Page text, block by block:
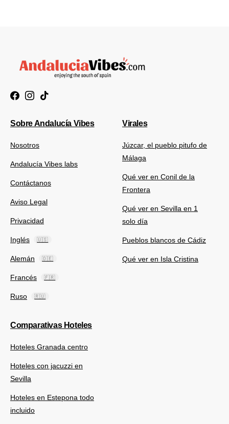
Sobre Andalucía Vibes
Nosotros
Andalucía Vibes labs
Contáctanos
Aviso Legal
Privacidad
Inglés 🇺🇸
Alemán 🇩🇪
Francés 🇫🇷
Ruso 🇷🇺
Virales
Júzcar, el pueblo pitufo de
Málaga
Qué ver en Conil de la
Frontera
Qué ver en Sevilla en 1
solo día
Pueblos blancos de Cádiz
Qué ver en Isla Cristina
Comparativas Hoteles
Hoteles Granada centro
Hoteles con jacuzzi en
Sevilla
Hoteles en Estepona todo
incluido